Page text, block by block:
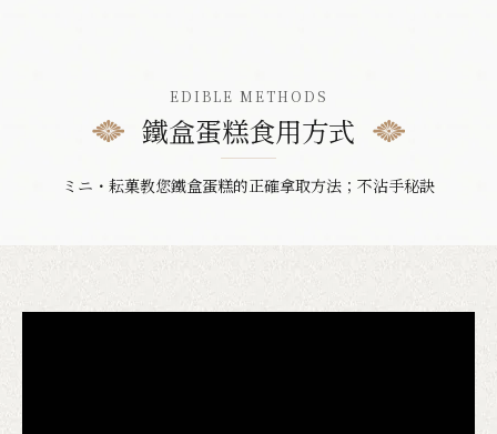
EDIBLE METHODS
鐵盒蛋糕食用方式
ミニ・耘菓教您鐵盒蛋糕的正確拿取方法；不沾手秘訣